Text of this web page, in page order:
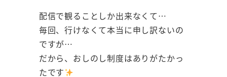
配信で観ることしか出来なくて…
毎回、行けなくて本当に申し訳ないの
ですが…
だから、おしのし制度はありがたかっ
たです